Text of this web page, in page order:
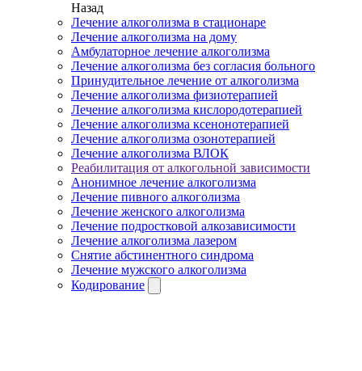
Назад
Лечение алкоголизма в стационаре
Лечение алкоголизма на дому
Амбулаторное лечение алкоголизма
Лечение алкоголизма без согласия больного
Принудительное лечение от алкоголизма
Лечение алкоголизма физиотерапией
Лечение алкоголизма кислородотерапией
Лечение алкоголизма ксенонотерапией
Лечение алкоголизма озонотерапией
Лечение алкоголизма ВЛОК
Реабилитация от алкогольной зависимости
Анонимное лечение алкоголизма
Лечение пивного алкоголизма
Лечение женского алкоголизма
Лечение подростковой алкозависимости
Лечение алкоголизма лазером
Снятие абстинентного синдрома
Лечение мужского алкоголизма
Кодирование